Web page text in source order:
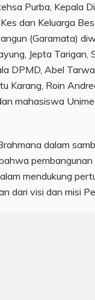
Purba, Kepala
dan Keluarga
(Garamata)
Jepta Tarigan,
DPMD, Abel
Karang, Roin
mahasiswa
dalam
mendukung
dari visi dan misi